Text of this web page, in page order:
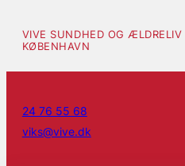
VIVE SUNDHED OG ÆLDRELIV
KØBENHAVN
24 76 55 68
viks@vive.dk